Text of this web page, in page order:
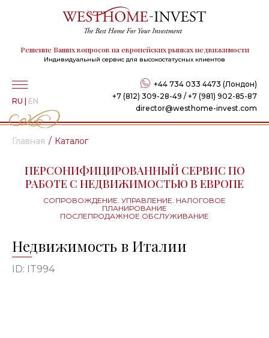
Решение Ваших вопросов на европейских рынках недвижимости
Индивидуальный сервис для высокостатусных клиентов
+44 734 033 4473 (Лондон)
+7 (812) 309-28-49 / +7 (981) 902-85-87
director@westhome-invest.com
RU | EN
Главная Каталог
ПЕРСОНИФИЦИРОВАННЫЙ СЕРВИС ПО
РАБОТЕ С НЕДВИЖИМОСТЬЮ В ЕВРОПЕ
СОПРОВОЖДЕНИЕ. УПРАВЛЕНИЕ. НАЛОГОВОЕ
ПЛАНИРОВАНИЕ
ПОСЛЕПРОДАЖНОЕ ОБСЛУЖИВАНИЕ
Недвижимость в Италии
ID: IT994